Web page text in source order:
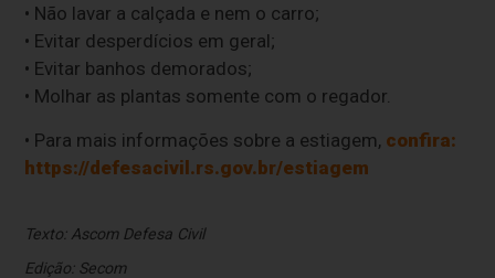
• Não lavar a calçada e nem o carro;
• Evitar desperdícios em geral;
• Evitar banhos demorados;
• Molhar as plantas somente com o regador.
• Para mais informações sobre a estiagem, confira:
https://defesacivil.rs.gov.br/estiagem
Texto: Ascom Defesa Civil
Edição: Secom